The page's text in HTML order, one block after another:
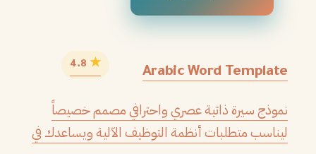
Arabic Word Template
★
نموذج سيرة ذاتية عصري واحترافي مصمم خصيصاً
ليناسب متطلبات أنظمة التوظيف الآلية ويساعدك في